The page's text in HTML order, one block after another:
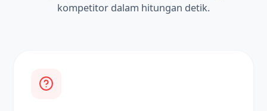
kompetitor dalam hitungan detik.